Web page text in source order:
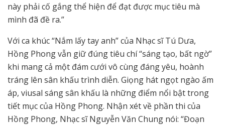
này phải cố gắng thể hiện để đạt được mục tiêu mà
mình đã đề ra.”
Với ca khúc “Nắm lấy tay anh” của Nhạc sĩ Tú Dưa,
Hồng Phong vẫn giữ đúng tiêu chí “sáng tạo, bất ngờ”
khi mang cả một đám cưới vô cùng đáng yêu, hoành
tráng lên sân khấu trình diễn. Giọng hát ngọt ngào ấm
áp, viusal sáng sân khấu là những điểm nổi bật trong
tiết mục của Hồng Phong. Nhận xét về phần thi của
Hồng Phong, Nhạc sĩ Nguyễn Văn Chung nói: “Đoạn